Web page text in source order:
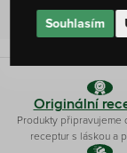
Originální
Produkty připravujeme
receptur s láskou a
Souhlasím